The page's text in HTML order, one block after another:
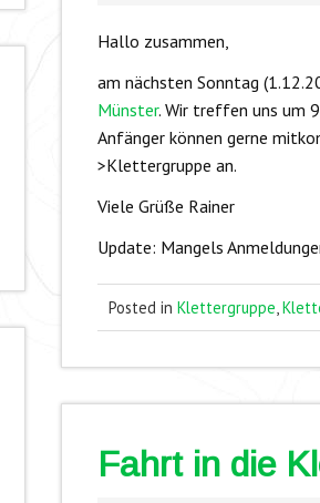
Hallo zusammen,
am nächsten Sonntag
Münster. Wir treffen uns um
Anfänger können gerne
>Klettergruppe an.
Viele Grüße Rainer
Update: Mangels
Posted in Klettergruppe,
Fahrt in die